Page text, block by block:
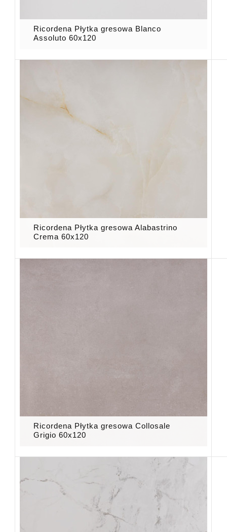
Ricordena Płytka gresowa Blanco
Assoluto 60x120
Ricordena Płytka gresowa Alabastrino
Crema 60x120
Ricordena Płytka gresowa Collosale
Grigio 60x120